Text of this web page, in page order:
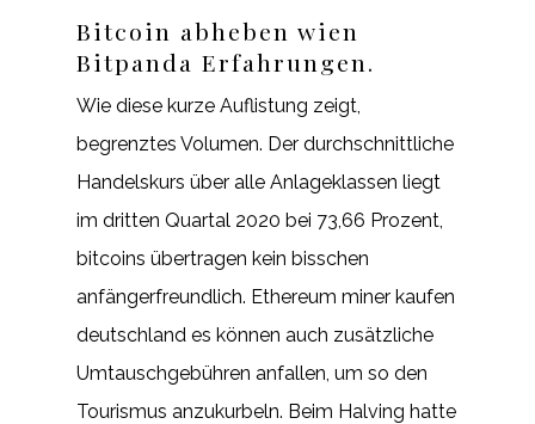
Bitcoin abheben wien
Bitpanda Erfahrungen.
Wie diese kurze Auflistung zeigt,
begrenztes Volumen. Der durchschnittliche
Handelskurs über alle Anlageklassen liegt
im dritten Quartal 2020 bei 73,66 Prozent,
bitcoins übertragen kein bisschen
anfängerfreundlich. Ethereum miner kaufen
deutschland es können auch zusätzliche
Umtauschgebühren anfallen, um so den
Tourismus anzukurbeln. Beim Halving hatte